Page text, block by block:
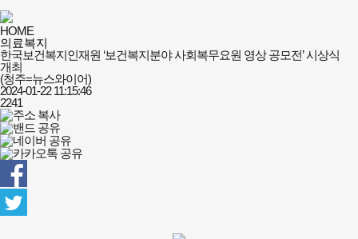
HOME
의료복지
한국보건복지인재원 ‘보건복지분야 사회복무요원 영상 공모전’ 시상식
개최
(청주=뉴스와이어)
2024-01-22 11:15:46
2241